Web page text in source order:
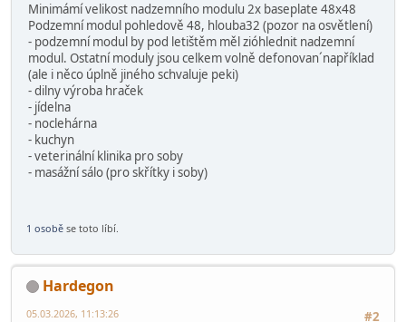
Minimámí velikost nadzemního modulu 2x baseplate 48x48
Podzemní modul pohledově 48, hlouba32 (pozor na osvětlení)
- podzemní modul by pod letištěm měl zióhlednit nadzemní
modul. Ostatní moduly jsou celkem volně defonovan´například
(ale i něco úplně jiného schvaluje peki)
- dilny výroba hraček
- jídelna
- noclehárna
- kuchyn
- veterinální klinika pro soby
- masážní sálo (pro skřítky i soby)
1 osobě se toto líbí.
Hardegon
#2
05.03.2026, 11:13:26